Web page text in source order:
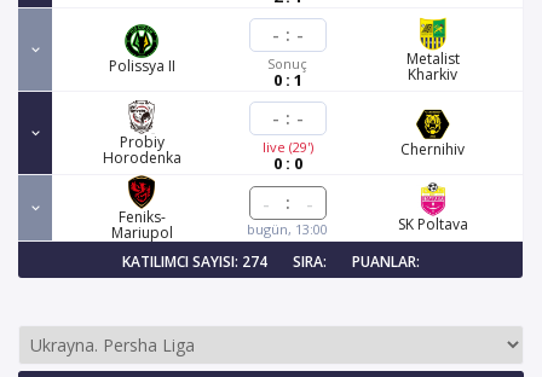
Polissya II
- : -
Sonuç
0 : 1
Metalist
Kharkiv
Probiy
Horodenka
- : -
live (29')
0 : 0
Chernihiv
Feniks-
Mariupol
:
bugün, 13:00
SK Poltava
KATILIMCI SAYISI: 274
SIRA: PUANLAR: